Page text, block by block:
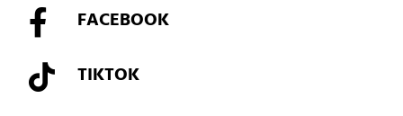
FACEBOOK
TIKTOK